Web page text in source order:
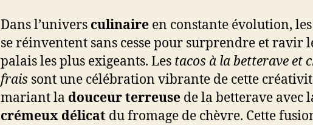
Dans l’univers culinaire en constante évolution, les
se réinventent sans cesse pour surprendre et ravir
palais les plus exigeants. Les tacos à la betterave et
frais sont une célébration vibrante de cette
mariant la douceur terreuse de la betterave avec
crémeux délicat du fromage de chèvre. Cette